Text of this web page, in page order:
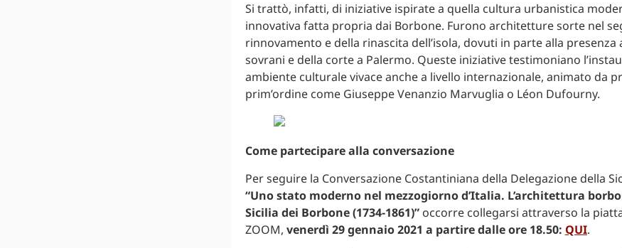
Si trattò, infatti, di iniziative ispirate a quella cultura urbanistica
innovativa fatta propria dai Borbone. Furono architetture sorte nel
rinnovamento e della rinascita dell’isola, dovuti in parte alla presenza
sovrani e della corte a Palermo. Queste iniziative testimoniano
ambiente culturale vivace anche a livello internazionale, animato da
prim’ordine come Giuseppe Venanzio Marvuglia o Léon Dufourny.
Come partecipare alla conversazione
Per seguire la Conversazione Costantiniana della Delegazione della
“Uno stato moderno nel mezzogiorno d’Italia. L’architettura
Sicilia dei Borbone (1734-1861)” occorre collegarsi attraverso la
ZOOM, venerdì 29 gennaio 2021 a partire dalle ore 18.50: QUI.